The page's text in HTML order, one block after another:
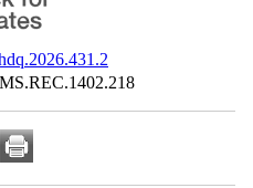
hdq.2026.431.2